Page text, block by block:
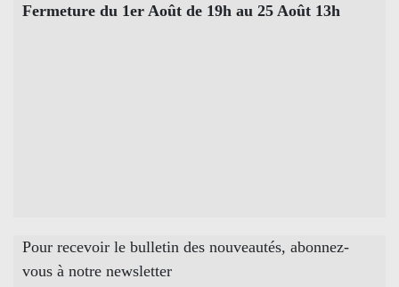
Fermeture du 1er Août de 19h au 25 Août 13h
Pour recevoir le bulletin des nouveautés, abonnez-
vous à notre newsletter